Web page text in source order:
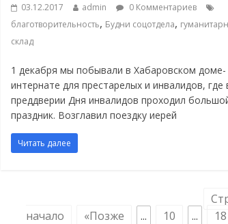
03.12.2017 admin
0 Комментариев
благотворительность, Будни соцотдела,
склад
1 декабря мы побывали в Хабаровском доме-
интернате для престарелых и инвалидов, где
преддверии Дня инвалидов проходил
праздник. Возглавил поездку иерей
Читать далее
начало
«Позже ... 10 ... 18